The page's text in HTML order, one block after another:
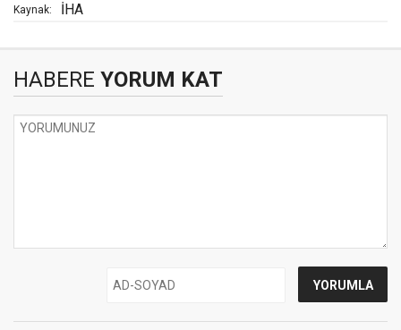
Kaynak: İHA
HABERE YORUM KAT